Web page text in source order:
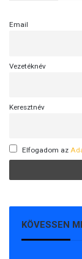
Email
Vezetéknév
Keresztnév
Elfogadom az
KÖVESSEN